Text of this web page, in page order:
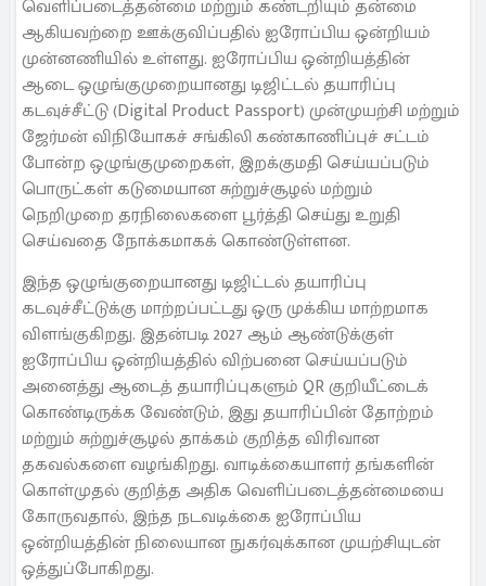
வெளிப்படைத்தன்மை மற்றும் கண்டறியும் தன்மை
ஆகியவற்றை ஊக்குவிப்பதில் ஐரோப்பிய ஒன்றியம்
முன்னணியில் உள்ளது. ஐரோப்பிய ஒன்றியத்தின்
ஆடை ஒழுங்குமுறையானது டிஜிட்டல் தயாரிப்பு
கடவுச்சீட்டு (Digital Product Passport) முன்முயற்சி மற்றும்
ஜேர்மன் விநியோகச் சங்கிலி கண்காணிப்புச் சட்டம்
போன்ற ஒழுங்குமுறைகள், இறக்குமதி செய்யப்படும்
பொருட்கள் கடுமையான சுற்றுச்சூழல் மற்றும்
நெறிமுறை தரநிலைகளை பூர்த்தி செய்து உறுதி
செய்வதை நோக்கமாகக் கொண்டுள்ளன.
இந்த ஒழுங்குறையானது டிஜிட்டல் தயாரிப்பு
கடவுச்சீட்டுக்கு மாற்றப்பட்டது ஒரு முக்கிய மாற்றமாக
விளங்குகிறது. இதன்படி 2027 ஆம் ஆண்டுக்குள்
ஐரோப்பிய ஒன்றியத்தில் விற்பனை செய்யப்படும்
அனைத்து ஆடைத் தயாரிப்புகளும் QR குறியீட்டைக்
கொண்டிருக்க வேண்டும், இது தயாரிப்பின் தோற்றம்
மற்றும் சுற்றுச்சூழல் தாக்கம் குறித்த விரிவான
தகவல்களை வழங்கிறது. வாடிக்கையாளர் தங்களின்
கொள்முதல் குறித்த அதிக வெளிப்படைத்தன்மையை
கோருவதால், இந்த நடவடிக்கை ஐரோப்பிய
ஒன்றியத்தின் நிலையான நுகர்வுக்கான முயற்சியுடன்
ஒத்துப்போகிறது.